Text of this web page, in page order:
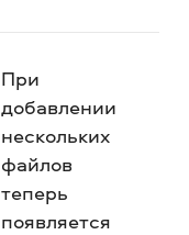
При
добавлении
нескольких
файлов
теперь
появляется